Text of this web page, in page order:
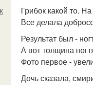
Грибок какой то.
Все делала
Результат был -
А вот толщина
Фото первое -
Дочь сказала,